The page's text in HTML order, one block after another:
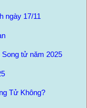
ngày 17/11
tử năm 2025
Tử Không?